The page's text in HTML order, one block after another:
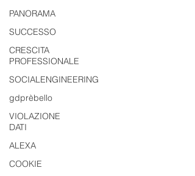
PANORAMA
SUCCESSO
CRESCITA
PROFESSIONALE
SOCIALENGINEERING
gdprèbello
VIOLAZIONE
DATI
ALEXA
COOKIE